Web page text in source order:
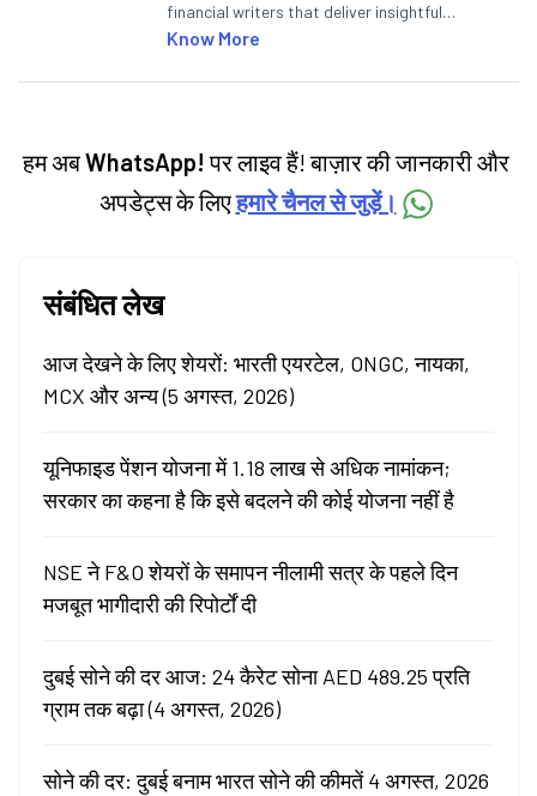
financial writers that deliver insightful
articles on the stock market, IPO, economy,
categories.
Know More
हम अबWhatsApp! पर लाइव हैं! बाज़ार की जानकारी और
अपडेट्स के लिएहमारे चैनल से जुड़ें।
संबंधित लेख
आज देखने के लिए शेयरों: भारती एयरटेल, ONGC, नायका,
MCX और अन्य (5 अगस्त, 2026)
यूनिफाइड पेंशन योजना में 1.18 लाख से अधिक नामांकन;
सरकार का कहना है कि इसे बदलने की कोई योजना नहीं है
NSE ने F&O शेयरों के समापन नीलामी सत्र के पहले दिन
मजबूत भागीदारी की रिपोर्टों दी
दुबई सोने की दर आज: 24 कैरेट सोना AED 489.25 प्रति
ग्राम तक बढ़ा (4 अगस्त, 2026)
सोने की दर: दुबई बनाम भारत सोने की कीमतें 4 अगस्त, 2026